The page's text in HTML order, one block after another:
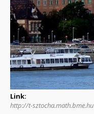
Link:
http://t-sztocha.math.bme.hu